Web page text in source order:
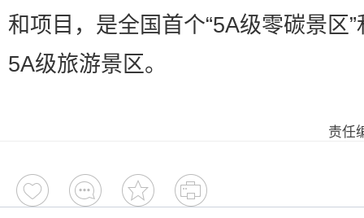
和项目，是全国首个“5A级零碳景区”
5A级旅游景区。
责任